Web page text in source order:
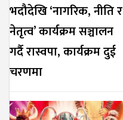
भदौदेखि ‘नागरिक, नीति र
नेतृत्व’ कार्यक्रम सञ्चालन
गर्दै रास्वपा, कार्यक्रम दुई
चरणमा